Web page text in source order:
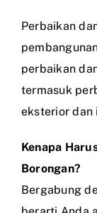
Perbaikan
perbaikan
termasuk
eksterior dan
Kenapa
Borongan?
Bergabung